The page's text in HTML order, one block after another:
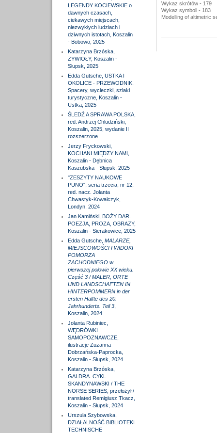
LEGENDY KOCIEWSKIE o
dawnych czasach,
ciekawych miejscach,
niezwykłych ludziach i
dziwnych istotach, Koszalin
- Bobowo, 2025
Katarzyna Brzóska,
ŻYWIOŁY, Koszalin -
Słupsk, 2025
Edda Gutsche, USTKA I
OKOLICE - PRZEWODNIK.
Spacery, wycieczki, szlaki
turystyczne, Koszalin -
Ustka, 2025
ŚLEDŹ A SPRAWA POLSKA,
red. Andrzej Chludziński,
Koszalin, 2025, wydanie II
rozszerzone
Jerzy Fryckowski,
KOCHANI MIĘDZY NAMI,
Koszalin - Dębnica
Kaszubska - Słupsk, 2025
"ZESZYTY NAUKOWE
PUNO", seria trzecia, nr 12,
red. nacz. Jolanta
Chwastyk-Kowalczyk,
Londyn, 2024
Jan Kamiński, BOŻY DAR.
POEZJA, PROZA, OBRAZY,
Koszalin - Sierakowice, 2025
Edda Gutsche, MALARZE,
MIEJSCOWOŚCI I WIDOKI
POMORZA
ZACHODNIEGO w
pierwszej połowie XX wieku.
Część 3 / MALER, ORTE
UND LANDSCHAFTEN IN
HINTERPOMMERN in der
ersten Hälfte des 20.
Jahrhunderts. Teil 3,
Koszalin, 2024
Jolanta Rubiniec,
WĘDRÓWKI
SAMOPOZNAWCZE,
ilustracje Zuzanna
Dobrzańska-Paprocka,
Koszalin - Słupsk, 2024
Katarzyna Brzóska,
GALDRA. CYKL
SKANDYNAWSKI / THE
NORSE SERIES, przełożył /
translated Remigiusz Tkacz,
Koszalin - Słupsk, 2024
Urszula Szybowska,
DZIAŁALNOŚĆ BIBLIOTEKI
TECHNISCHE
Wykaz skrótów - 179
Wykaz symboli - 183
Modelling of altimetric